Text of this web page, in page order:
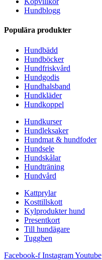
Hundblogg
Populära produkter
Hundbädd
Hundböcker
Hundfriskvård
Hundgodis
Hundhalsband
Hundkläder
Hundkoppel
Hundkurser
Hundleksaker
Hundmat & hundfoder
Hundsele
Hundskålar
Hundträning
Hundvård
Kattprylar
Kosttillskott
Kylprodukter hund
Presentkort
Till hundägare
Tuggben
Facebook-f InstagramYoutube